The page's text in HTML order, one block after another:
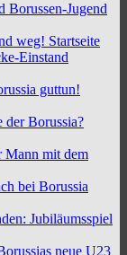
Borussen-Jugend
weg! Startseite
Einstand
guttun!
der Borussia?
Mann mit dem
bei Borussia
Jubiläumsspiel
neue U23